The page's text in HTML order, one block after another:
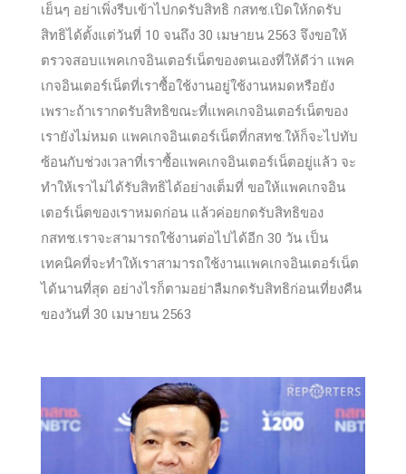
เย็นๆ อย่าเพิ่งรีบเข้าไปกดรับสิทธิ กสทช.เปิดให้กดรับ
สิทธิได้ตั้งแต่วันที่ 10 จนถึง 30 เมษายน 2563 จึงขอให้
ตรวจสอบแพคเกจอินเตอร์เน็ตของตนเองที่ให้ดีว่า แพค
เกจอินเตอร์เน็ตที่เราซื้อใช้งานอยู่ใช้งานหมดหรือยัง
เพราะถ้าเรากดรับสิทธิขณะที่แพคเกจอินเตอร์เน็ตของ
เรายังไม่หมด แพคเกจอินเตอร์เน็ตที่กสทช.ให้ก็จะไปทับ
ซ้อนกับช่วงเวลาที่เราซื้อแพคเกจอินเตอร์เน็ตอยู่แล้ว จะ
ทำให้เราไม่ได้รับสิทธิได้อย่างเต็มที่ ขอให้แพคเกจอิน
เตอร์เน็ตของเราหมดก่อน แล้วค่อยกดรับสิทธิของ
กสทช.เราจะสามารถใช้งานต่อไปได้อีก 30 วัน เป็น
เทคนิคที่จะทำให้เราสามารถใช้งานแพคเกจอินเตอร์เน็ต
ได้นานที่สุด อย่างไรก็ตามอย่าลืมกดรับสิทธิก่อนเที่ยงคืน
ของวันที่ 30 เมษายน 2563